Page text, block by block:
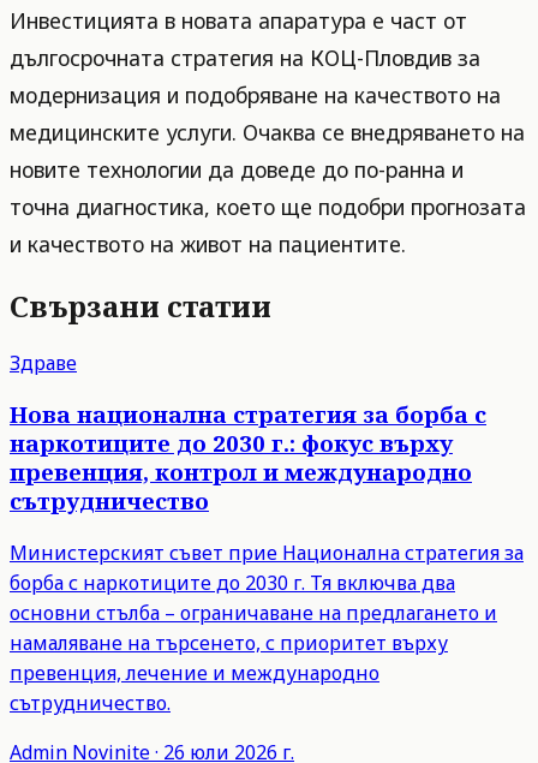
Инвестицията в новата апаратура е част от
дългосрочната стратегия на КОЦ-Пловдив за
модернизация и подобряване на качеството на
медицинските услуги. Очаква се внедряването на
новите технологии да доведе до по-ранна и
точна диагностика, което ще подобри прогнозата
и качеството на живот на пациентите.
Свързани статии
Здраве
Нова национална стратегия за борба с
наркотиците до 2030 г.: фокус върху
превенция, контрол и международно
сътрудничество
Министерският съвет прие Национална стратегия за
борба с наркотиците до 2030 г. Тя включва два
основни стълба – ограничаване на предлагането и
намаляване на търсенето, с приоритет върху
превенция, лечение и международно
сътрудничество.
Admin Novinite· 26 юли 2026 г.